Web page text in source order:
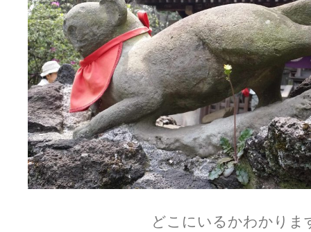
どこにいるかわかりま